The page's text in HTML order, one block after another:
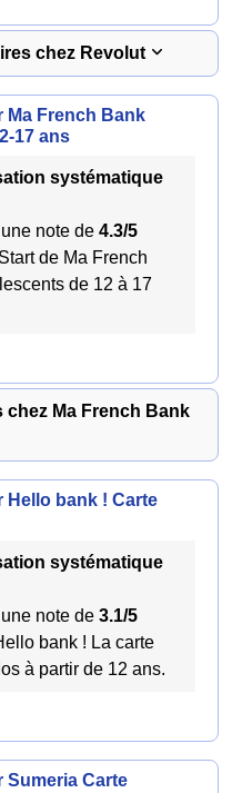
chez Revolut
Ma French Bank
17 ans
systématique
note de 4.3/5
de Ma French
de 12 à 17
Ma French Bank
Hello bank ! Carte
systématique
note de 3.1/5
bank ! La carte
à partir de 12 ans.
Sumeria Carte